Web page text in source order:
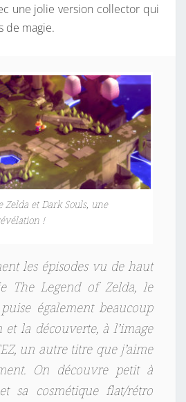
une jolie version collector qui
de magie.
Zelda et Dark Souls, une
!
les épisodes vu de haut
The Legend of Zelda, le
également beaucoup
et la découverte, à l’image
, un autre titre que j’aime
On découvre petit à
sa cosmétique flat/rétro